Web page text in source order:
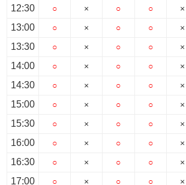
12:30
13:00
13:30
14:00
14:30
15:00
15:30
16:00
16:30
17:00
○
○
○
○
○
○
○
○
○
○
×
×
×
×
×
×
×
×
×
×
○
○
○
○
○
○
○
○
○
○
○
○
○
○
○
○
○
○
○
○
×
×
×
×
×
×
×
×
×
×